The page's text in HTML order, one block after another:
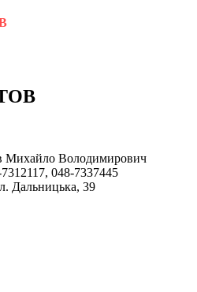
Михайло Володимирович
048-7337445
Дальницька, 39